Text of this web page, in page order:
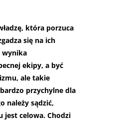
która porzuca
się na ich
wynika
ekipy, a być
ale takie
przychylne dla
należy sądzić,
jest celowa. Chodzi